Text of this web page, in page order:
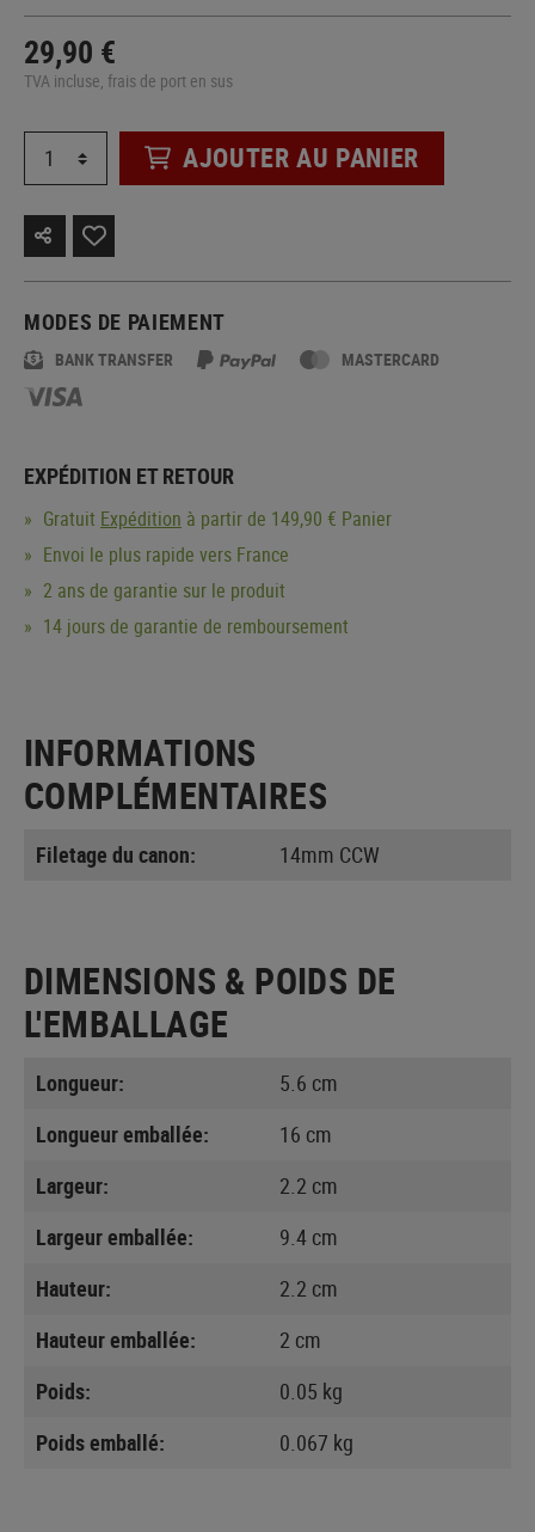
29,90 €
TVA incluse, frais de port en sus
AJOUTER AU PANIER
MODES DE PAIEMENT
BANK TRANSFER MASTERCARD
EXPÉDITION ET RETOUR
Gratuit Expédition à partir de 149,90 € Panier
Envoi le plus rapide vers France
2 ans de garantie sur le produit
14 jours de garantie de remboursement
INFORMATIONS
COMPLÉMENTAIRES
Filetage du canon: 14mm CCW
DIMENSIONS & POIDS DE
L'EMBALLAGE
Longueur:
5.6 cm
Longueur emballée:
16 cm
Largeur:
2.2 cm
Largeur emballée:
9.4 cm
Hauteur:
2.2 cm
Hauteur emballée:
2 cm
Poids:
0.05 kg
Poids emballé:
0.067 kg